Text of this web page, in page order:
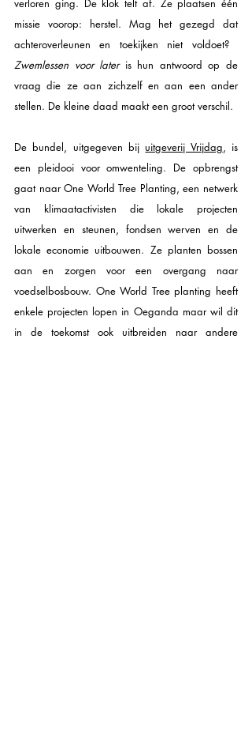
verloren ging. De klok telt af. Ze plaatsen één
missie voorop: herstel. Mag het gezegd dat
achteroverleunen en toekijken niet voldoet? ​​
Zwemlessen voor later is hun antwoord op de
vraag die ze aan zichzelf en aan een ander
stellen. De kleine daad maakt een groot verschil.
De bundel, uitgegeven bij uitgeverij Vrijdag, is
een pleidooi voor omwenteling. De opbrengst
gaat naar One World Tree Planting, een netwerk
van klimaatactivisten die lokale projecten
uitwerken en steunen, fondsen werven en de
lokale economie uitbouwen. Ze planten bossen
aan en zorgen voor een overgang naar
voedselbosbouw. One World Tree planting heeft
enkele projecten lopen in Oeganda maar wil dit
in de toekomst ook ​uitbreiden naar andere